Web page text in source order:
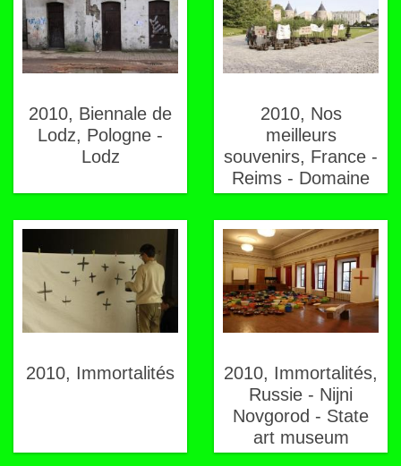
2010, Biennale de
Lodz, Pologne -
Lodz
2010, Nos
meilleurs
souvenirs, France -
Reims - Domaine
Pommery
2010, Immortalités
2010, Immortalités,
Russie - Nijni
Novgorod - State
art museum